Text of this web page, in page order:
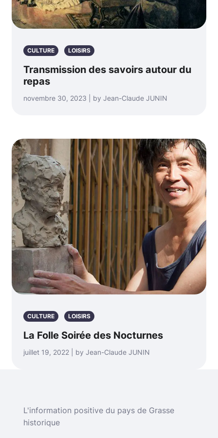
CULTURE LOISIRS
Transmission des savoirs autour du
repas
novembre 30, 2023 | by Jean-Claude JUNIN
CULTURE LOISIRS
La Folle Soirée des Nocturnes
juillet 19, 2022 | by Jean-Claude JUNIN
L'information positive du pays de Grasse
historique